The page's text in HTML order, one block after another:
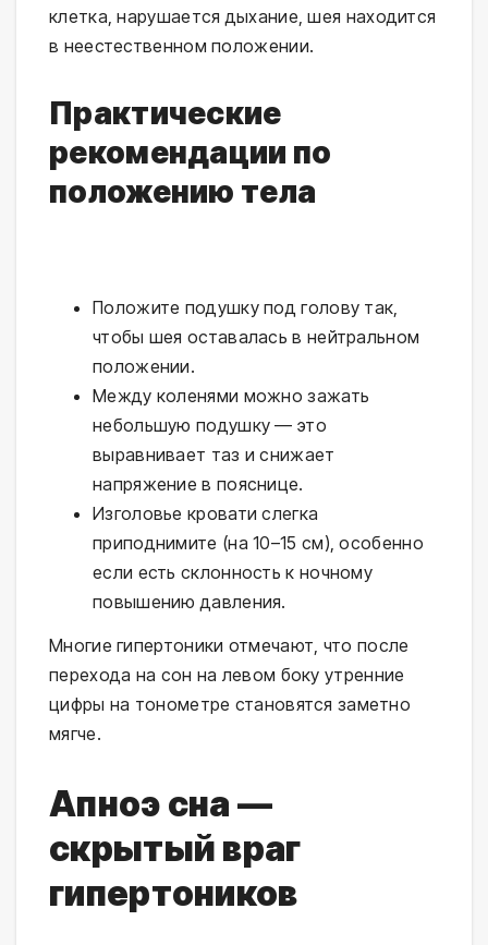
клетка, нарушается дыхание, шея находится
в неестественном положении.
Практические
рекомендации по
положению тела
Положите подушку под голову так,
чтобы шея оставалась в нейтральном
положении.
Между коленями можно зажать
небольшую подушку — это
выравнивает таз и снижает
напряжение в пояснице.
Изголовье кровати слегка
приподнимите (на 10–15 см), особенно
если есть склонность к ночному
повышению давления.
Многие гипертоники отмечают, что после
перехода на сон на левом боку утренние
цифры на тонометре становятся заметно
мягче.
Апноэ сна —
скрытый враг
гипертоников